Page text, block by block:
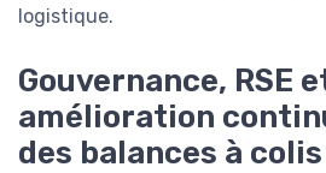
logistique.
Gouvernance, RSE
amélioration
des balances à colis